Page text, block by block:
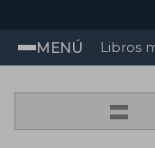
MENÚ Libros
=